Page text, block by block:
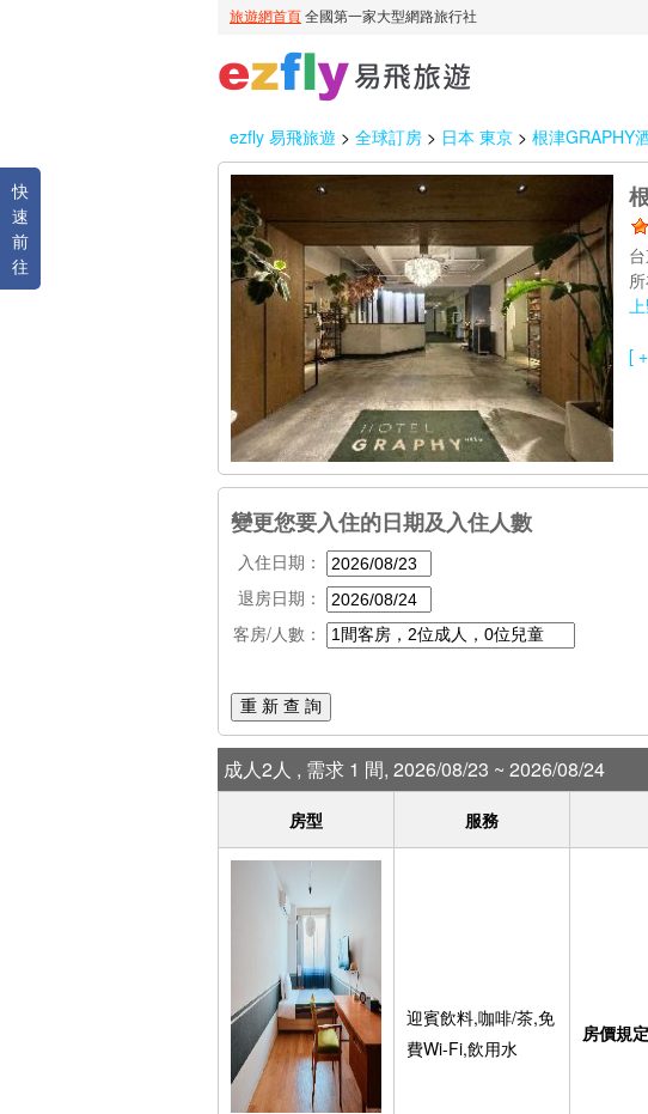
ezfly 易飛旅遊 > 全球訂房 > 日本 東京 > 根津GRAPHY
快
速
前
往
[
變更您要入住的日期及入住人數
入住日期：
退房日期：
客房/人數：
重 新 查 詢
成人2人 , 需求 1 間, 2026/08/23 ~ 2026/08/24
房型 服務
迎賓飲料,咖啡/茶,免
費Wi-Fi,飲用水
房價規定